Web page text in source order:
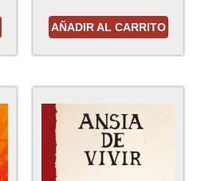
AÑADIR AL CARRITO